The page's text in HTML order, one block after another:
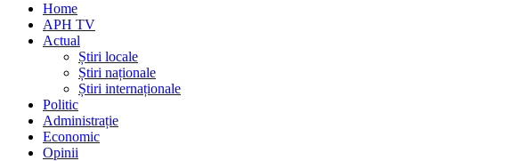
Home
APH TV
Actual
Știri locale
Știri naționale
Știri internaționale
Politic
Administrație
Economic
Opinii